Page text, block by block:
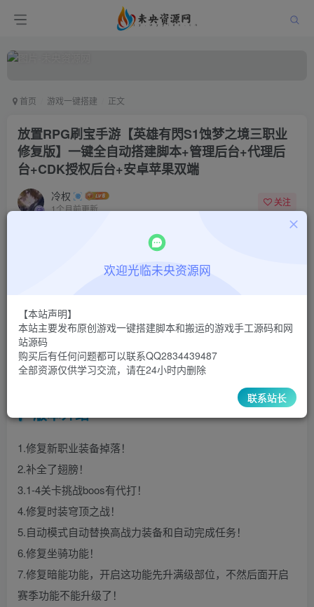
首页 游戏一键搭建 正文
放置RPG刷宝手游【英雄有閃S1蚀梦之境三职业
修复版】一键全自动搭建脚本+管理后台+代理后
台+CDK授权后台+安卓苹果双端
冷权
1个月前更新
关注
￥9.9 ￥ 30
版本介绍
1.修复新职业装备掉落！
2.补全了翅膀！
3.1-4关卡挑战boos有代打！
4.修复时装穹顶之战！
5.自动模式自动替换高战力装备和自动完成任务！
6.修复坐骑功能！
7.修复暗能功能，开启这功能先升满级部位，不然后面开启
赛季功能不能升级了！
欢迎光临未央资源网
【本站声明】
本站主要发布原创游戏一键搭建脚本和搬运的游戏手工源码和网
站源码
购买后有任何问题都可以联系QQ2834439487
全部资源仅供学习交流，请在24小时内删除
联系站长